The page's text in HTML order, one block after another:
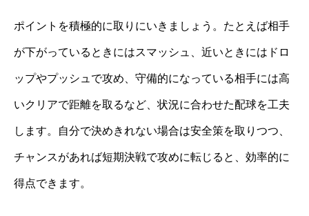
ポイントを積極的に取りにいきましょう。たとえば相手
が下がっているときにはスマッシュ、近いときにはドロ
ップやプッシュで攻め、守備的になっている相手には高
いクリアで距離を取るなど、状況に合わせた配球を工夫
します。自分で決めきれない場合は安全策を取りつつ、
チャンスがあれば短期決戦で攻めに転じると、効率的に
得点できます。